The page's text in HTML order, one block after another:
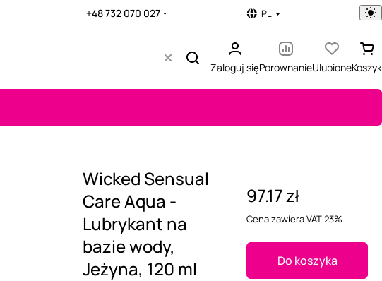
+48 732 070 027 PL
Zaloguj sięPorównanieUlubioneKoszyk
Wicked Sensual
Care Aqua -
Lubrykant na
bazie wody,
Jeżyna, 120 ml
97.17 zł
Cena zawiera VAT 23%
Do koszyka